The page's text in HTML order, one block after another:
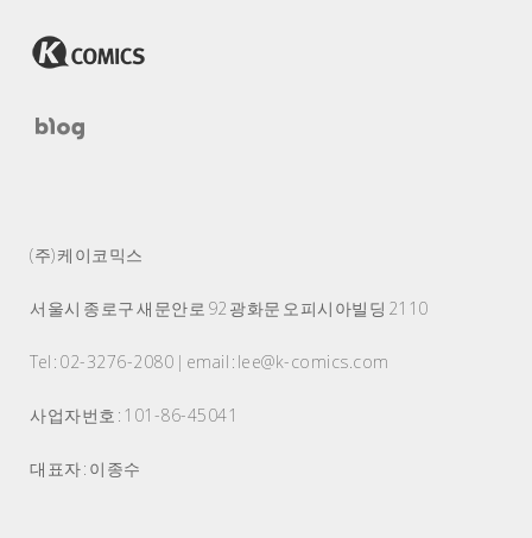
(주) 케이코믹스
서울시 종로구 새문안로 92 광화문 오피시아빌딩 2110
Tel : 02-3276-2080 | email : lee@k-comics.com
사업자번호 : 101-86-45041
대표자 : 이종수